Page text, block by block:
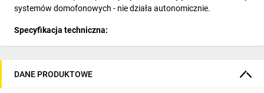
systemów domofonowych - nie działa autonomicznie.
Specyfikacja techniczna:
Moduły: zamek szyfrowy, kamera kolorowa obiektyw 2.8mm,
DANE PRODUKTOWE